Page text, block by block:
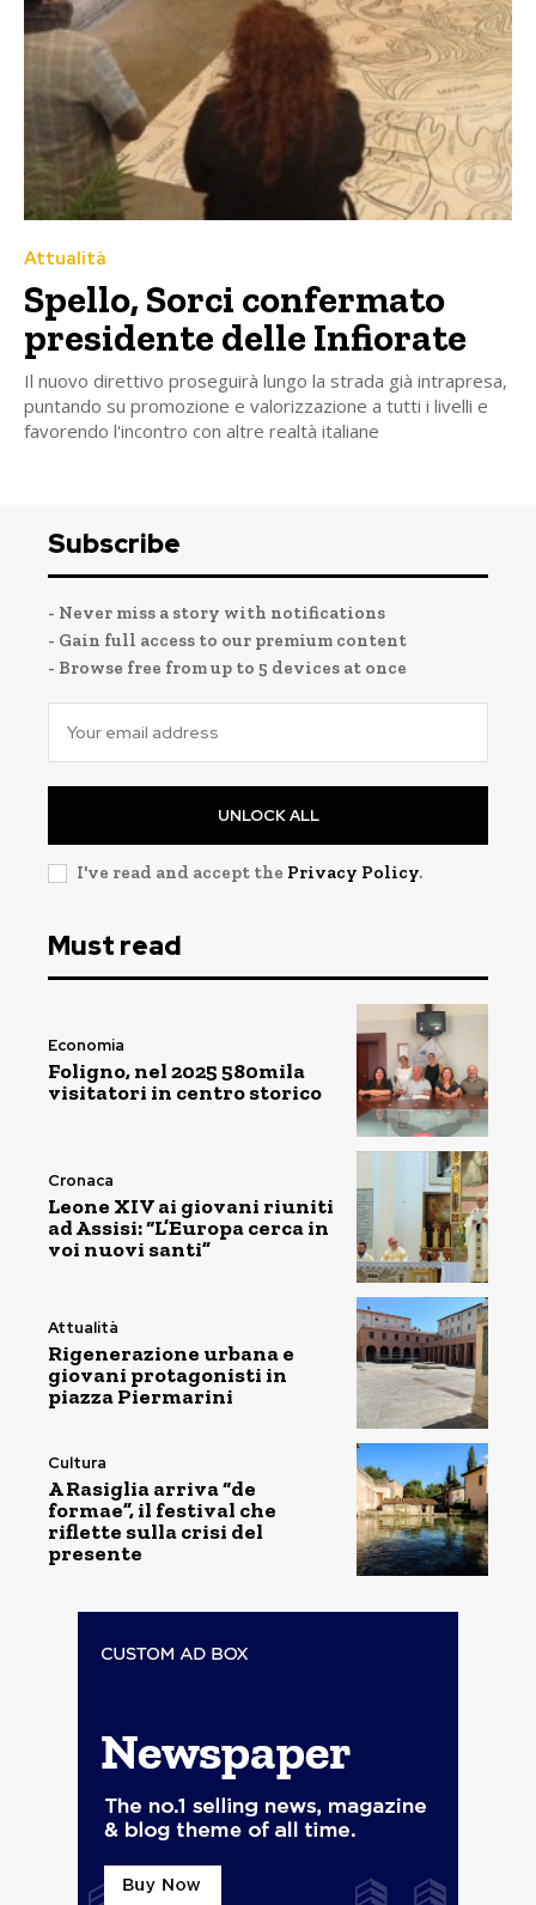
Attualità
Spello, Sorci confermato
presidente delle Infiorate
Il nuovo direttivo proseguirà lungo la strada già intrapresa,
puntando su promozione e valorizzazione a tutti i livelli e
favorendo l'incontro con altre realtà italiane
Subscribe
- Never miss a story with notifications
- Gain full access to our premium content
- Browse free from up to 5 devices at once
UNLOCK ALL
I've read and accept the Privacy Policy.
Must read
Economia
Foligno, nel 2025 580mila
visitatori in centro storico
Cronaca
Leone XIV ai giovani riuniti
ad Assisi: “L’Europa cerca in
voi nuovi santi”
Attualità
Rigenerazione urbana e
giovani protagonisti in
piazza Piermarini
Cultura
A Rasiglia arriva “de
formae”, il festival che
riflette sulla crisi del
presente